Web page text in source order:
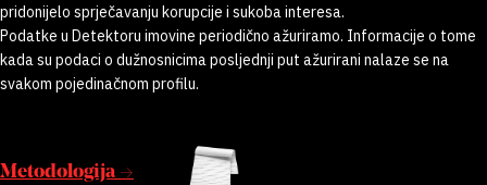
pridonijelo sprječavanju korupcije i sukoba interesa.
Podatke u Detektoru imovine periodično ažuriramo. Informacije o tome
kada su podaci o dužnosnicima posljednji put ažurirani nalaze se na
svakom pojedinačnom profilu.
Metodologija →